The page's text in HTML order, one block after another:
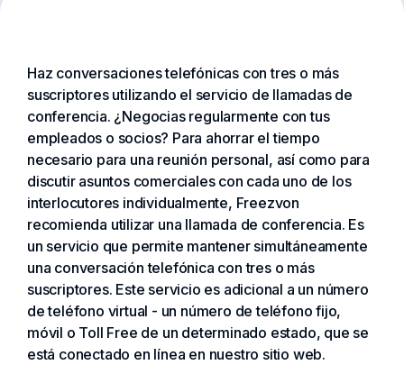
Haz conversaciones telefónicas con tres o más
suscriptores utilizando el servicio de llamadas de
conferencia. ¿Negocias regularmente con tus
empleados o socios? Para ahorrar el tiempo
necesario para una reunión personal, así como para
discutir asuntos comerciales con cada uno de los
interlocutores individualmente, Freezvon
recomienda utilizar una llamada de conferencia. Es
un servicio que permite mantener simultáneamente
una conversación telefónica con tres o más
suscriptores. Este servicio es adicional a un número
de teléfono virtual - un número de teléfono fijo,
móvil o Toll Free de un determinado estado, que se
está conectado en línea en nuestro sitio web.